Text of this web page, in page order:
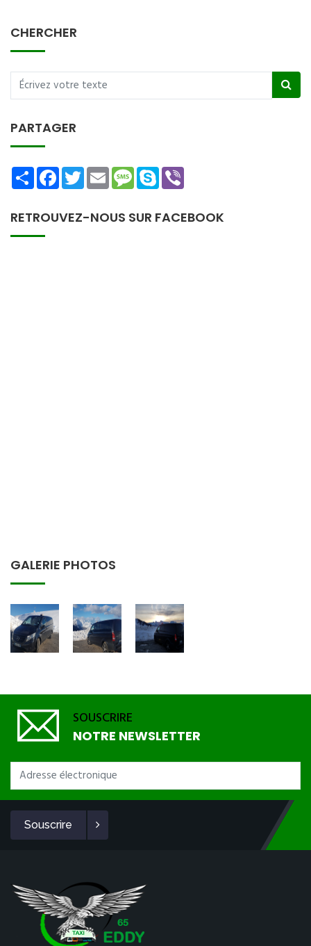
CHERCHER
PARTAGER
ShareFacebookTwitterEmailMessage
Skype
RETROUVEZ-NOUS SUR FACEBOOK
GALERIE PHOTOS
SOUSCRIRE
NOTRE NEWSLETTER
Souscrire